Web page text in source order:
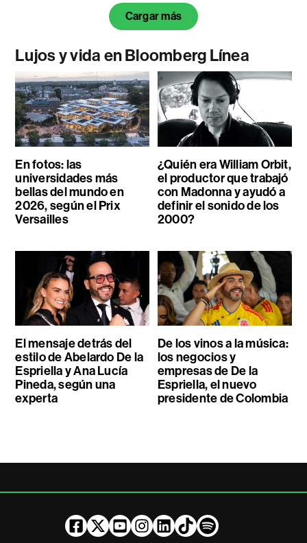
Cargar más
Lujos y vida en Bloomberg Línea
En fotos: las
universidades más
bellas del mundo en
2026, según el Prix
Versailles
¿Quién era William Orbit,
el productor que trabajó
con Madonna y ayudó a
definir el sonido de los
2000?
El mensaje detrás del
estilo de Abelardo De la
Espriella y Ana Lucía
Pineda, según una
experta
De los vinos a la música:
los negocios y
empresas de De la
Espriella, el nuevo
presidente de Colombia